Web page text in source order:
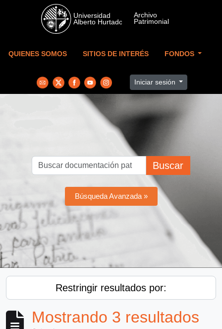
Skip to main content
QUIENES SOMOS SITIOS DE INTERÉS FONDOS
Iniciar sesión
Buscar
Búsqueda Avanzada »
Restringir resultados por:
Mostrando 3 resultados